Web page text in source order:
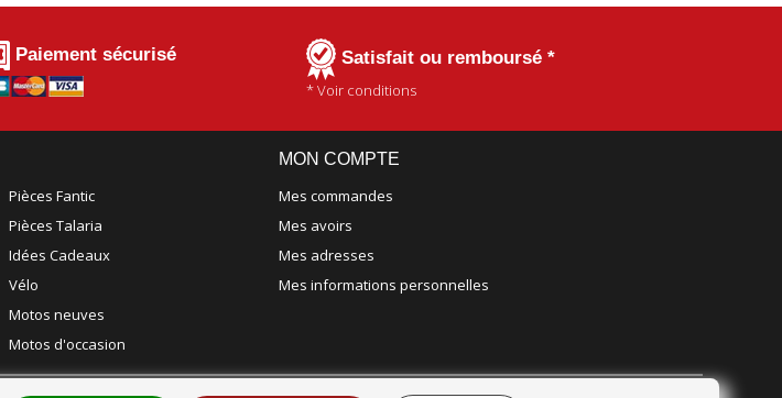
Paiement sécurisé Satisfait ou remboursé *
* Voir conditions
Pièces Fantic
Pièces Talaria
Idées Cadeaux
Vélo
Motos neuves
Motos d'occasion
MON COMPTE
Mes commandes
Mes avoirs
Mes adresses
Mes informations personnelles